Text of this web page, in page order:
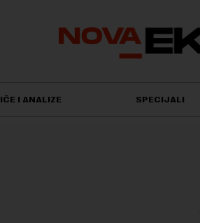
I ANALIZE SPECIJALI